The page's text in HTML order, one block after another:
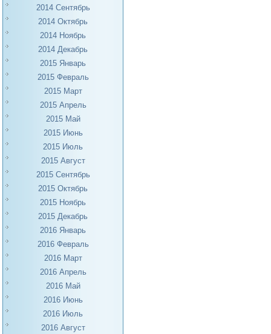
2014 Сентябрь
2014 Октябрь
2014 Ноябрь
2014 Декабрь
2015 Январь
2015 Февраль
2015 Март
2015 Апрель
2015 Май
2015 Июнь
2015 Июль
2015 Август
2015 Сентябрь
2015 Октябрь
2015 Ноябрь
2015 Декабрь
2016 Январь
2016 Февраль
2016 Март
2016 Апрель
2016 Май
2016 Июнь
2016 Июль
2016 Август